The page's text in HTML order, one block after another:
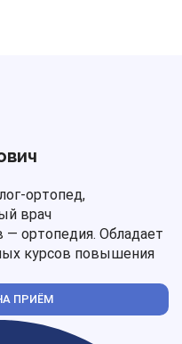
ортопед,
врач
— ортопедия. Обладает
курсов повышения
ПРИЁМ